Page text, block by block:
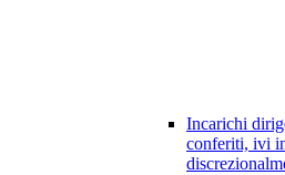
Incarichi
conferiti, ivi